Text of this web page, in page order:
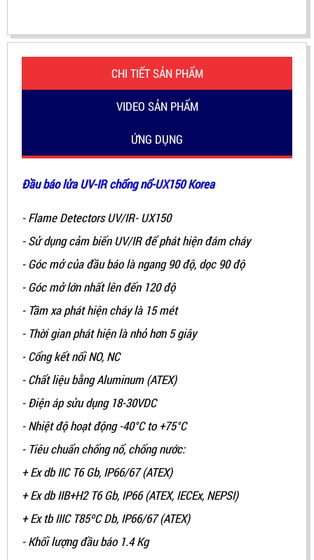
CHI TIẾT SẢN PHẨM
VIDEO SẢN PHẨM
ỨNG DỤNG
Đầu báo lửa UV-IR chống nổ-UX150 Korea
- Flame Detectors UV/IR- UX150
- Sử dụng cảm biến UV/IR để phát hiện đám cháy
- Góc mở của đầu báo là ngang 90 độ, dọc 90 độ
- Góc mở lớn nhất lên đến 120 độ
- Tầm xa phát hiện cháy là 15 mét
- Thời gian phát hiện là nhỏ hơn 5 giây
- Cổng kết nối NO, NC
- Chất liệu bằng Aluminum (ATEX)
- Điện áp sửu dụng 18-30VDC
- Nhiệt độ hoạt động -40°C to +75°C
- Tiêu chuẩn chống nổ, chống nước:
+ Ex db IIC T6 Gb, IP66/67 (ATEX)
+ Ex db IIB+H2 T6 Gb, IP66 (ATEX, IECEx, NEPSI)
+ Ex tb IIIC T85ºC Db, IP66/67 (ATEX)
- Khối lượng đầu báo 1.4 Kg